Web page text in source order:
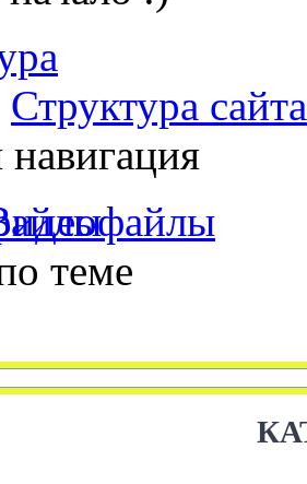
Структура сайта
теме